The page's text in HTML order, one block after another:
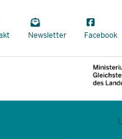
Newsletter Facebook